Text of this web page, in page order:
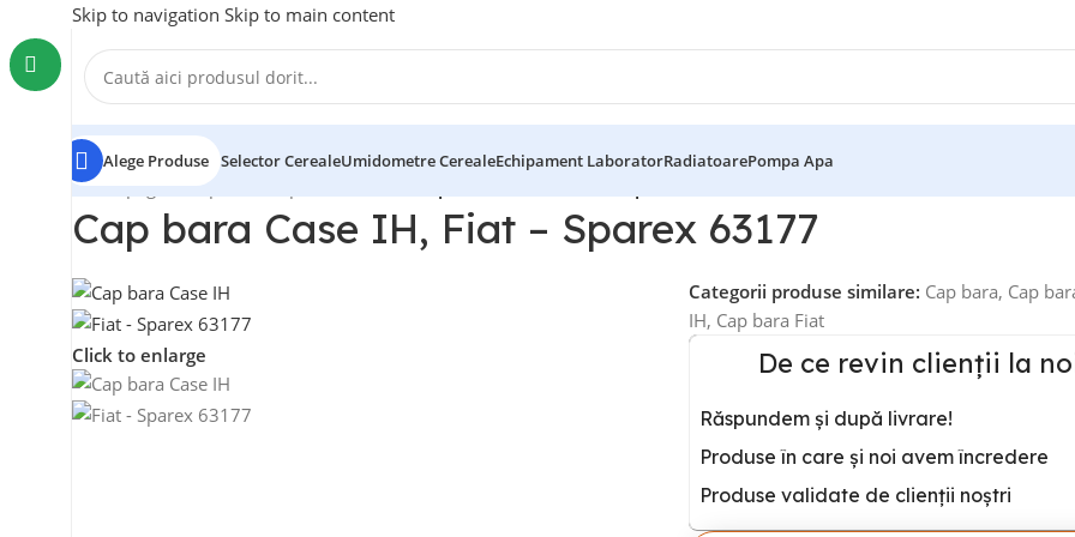
Skip to navigation Skip to main content
Alege Produse Selector CerealeUmidometre CerealeEchipament LaboratorRadiatoarePompa Apa
Prima pagină/Cap bara
Cap bara Case IH, Fiat – Sparex 63177
Click to enlarge
Categorii produse similare: Cap bara, Cap
IH, Cap bara Fiat
De ce revin clienții la
Răspundem și după livrare!
Produse în care și noi avem încredere
Produse validate de clienții noștri